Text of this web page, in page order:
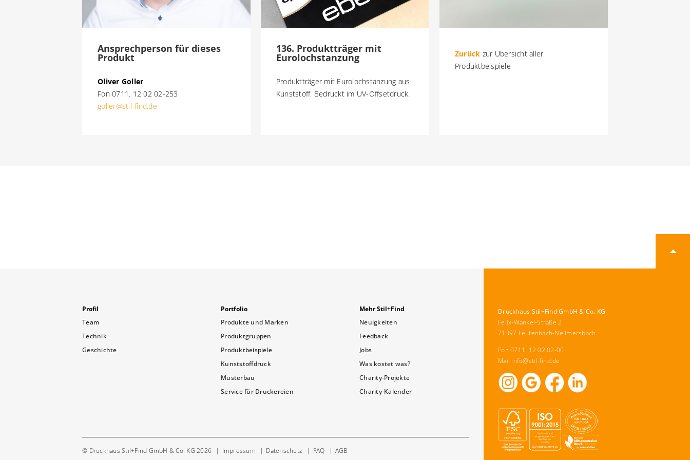
Ansprechperson für dieses
Produkt
Oliver Goller
Fon 0711. 12 02 02-253
goller@stil-find.de
136. Produktträger mit
Eurolochstanzung
Produktträger mit Eurolochstanzung aus
Kunststoff. Bedruckt im UV-Offsetdruck.
Zurück zur Übersicht aller
Produktbeispiele
Profil
Team
Technik
Geschichte
Portfolio
Produkte und Marken
Produktgruppen
Produktbeispiele
Kunststoffdruck
Musterbau
Service für Druckereien
Mehr Stil+Find
Neuigkeiten
Feedback
Jobs
Was kostet was?
Charity-Projekte
Charity-Kalender
Druckhaus Stil+Find GmbH & Co. KG
Felix-Wankel-Straße 2
71397 Leutenbach-Nellmersbach
Fon 0711. 12 02 02-00
Mail info@stil-find.de
© Druckhaus Stil+Find GmbH & Co. KG 2026 Impressum Datenschutz FAQ AGB